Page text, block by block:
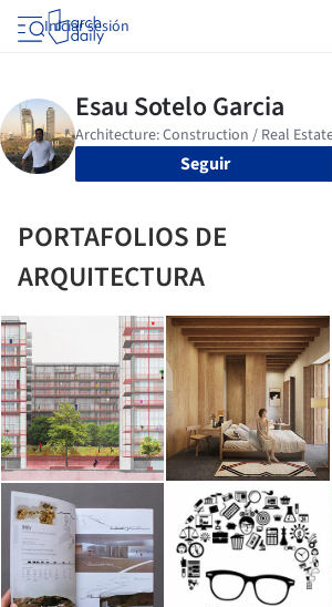
Iniciar sesión
Seguir
PORTAFOLIOS DE
ARQUITECTURA